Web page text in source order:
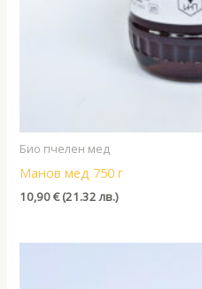
Био пчелен мед
Манов мед 750 г
10,90€(21.32 лв.)